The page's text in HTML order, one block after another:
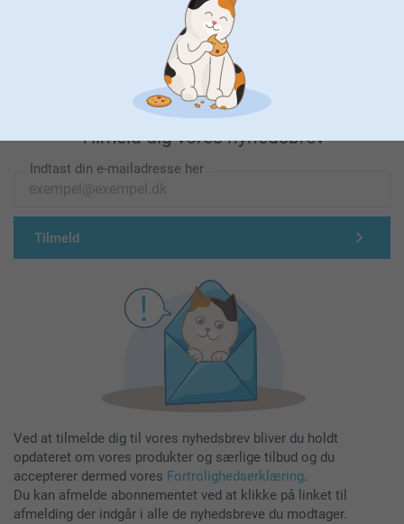
Førsteklasses kundeservice!
Tilmeld dig vores nyhedsbrev
Indtast din e-mailadresse her
Tilmeld
Ved at tilmelde dig til vores nyhedsbrev bliver du holdt
opdateret om vores produkter og særlige tilbud og du
accepterer dermed vores Fortrolighedserklæring.
Du kan afmelde abonnementet ved at klikke på linket til
afmelding der indgår i alle de nyhedsbreve du modtager.